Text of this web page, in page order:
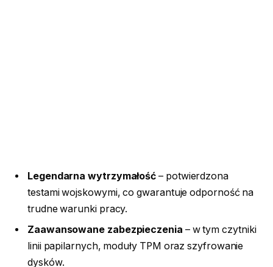
Legendarna wytrzymałość – potwierdzona
testami wojskowymi, co gwarantuje odporność na
trudne warunki pracy.
Zaawansowane zabezpieczenia – w tym czytniki
linii papilarnych, moduły TPM oraz szyfrowanie
dysków.